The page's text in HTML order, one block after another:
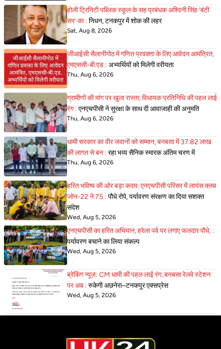
होली ट्रिनिटी पब्लिक स्कूल के सह प्रबंधक अश्विनी सिंह ‘बंटी
सर’ का : निधन, टनकपुर में शोक की लहर
Sat, Aug 8, 2026
जीआईसी सैलानीगोठ में गणित प्रवक्ता के लिए आवेदन आमंत्रित,
एमएससी-बी.एड : अभ्यर्थियों को मिलेगी वरीयता
Thu, Aug 6, 2026
ग्रामीणों की मांग पर खुला रास्ता, विधायक प्रतिनिधि की पहल लाई
रंग : एनएचपीसी ने सुरक्षा के साथ दी आवाजाही की अनुमति
Thu, Aug 6, 2026
धामी सरकार का वीर जवानों को सम्मान, बनबसा में 37.82 लाख
की लागत से बन : रहा भव्य सैनिक स्मारक अंतिम चरण में
Thu, Aug 6, 2026
हरित भविष्य की ओर बड़ा कदम: एनएचपीसी परिसर में लायंस क्लब
जोन-22 ने 75 : पौधे रोपे, पर्यावरण संरक्षण का दिया सशक्त
संदेश
Wed, Aug 5, 2026
एनएचपीसी का हरित अभियान, हरेला पर्व पर लगाए फलदार पौधे, :
पर्यावरण बचाने का लिया संकल्प
Wed, Aug 5, 2026
ब्रेकिंग न्यूज़: CM धामी की पहल लाई रंग, बनबसा रेलवे स्टेशन
पर अब : रुकेगी अछनेरा–टनकपुर एक्सप्रेस
Wed, Aug 5, 2026